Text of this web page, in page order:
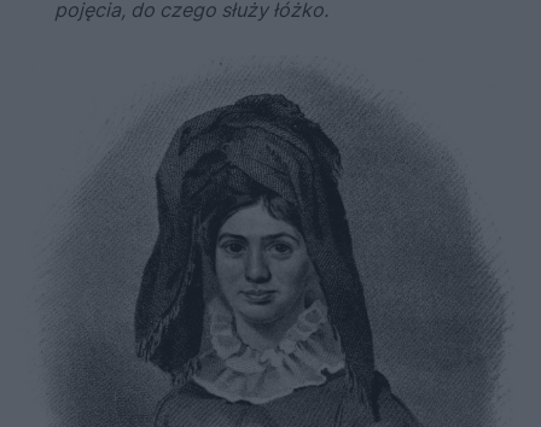
pojęcia, do czego służy łóżko.